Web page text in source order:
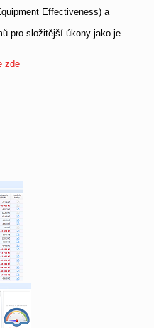
Effectiveness) a
pro složitější úkony jako je
zde